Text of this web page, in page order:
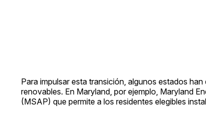
Para impulsar esta transición, algunos estados
renovables. En Maryland, por ejemplo, Maryland
(MSAP) que permite a los residentes elegibles